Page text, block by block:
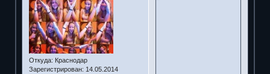
Откуда: Краснодар
Зарегистрирован: 14.05.2014